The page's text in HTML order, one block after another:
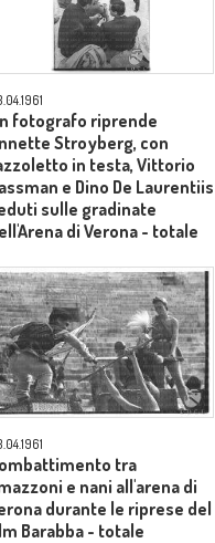
fotografo riprende
Stroyberg, con
in testa, Vittorio
e Dino De Laurentiis
sulle gradinate
di Verona - totale
tra
e nani all'arena di
durante le riprese del
Barabba - totale